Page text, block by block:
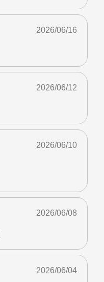
2026/06/16
2026/06/12
2026/06/10
2026/06/08
2026/06/04